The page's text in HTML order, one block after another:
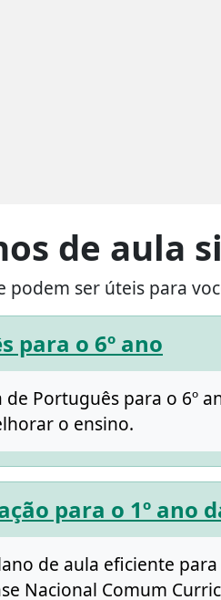
de aula
ser úteis para
para o 6º ano
Português para o 6º
o ensino.
para o 1º ano
de aula eficiente
Nacional Comum